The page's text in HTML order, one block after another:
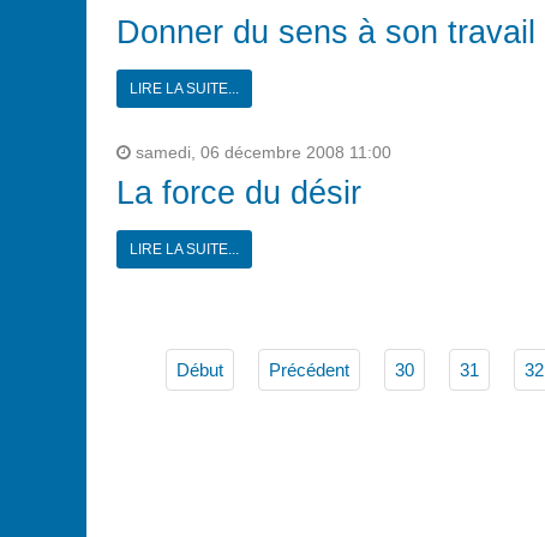
Donner du sens à son travail
LIRE LA SUITE...
samedi, 06 décembre 2008 11:00
La force du désir
LIRE LA SUITE...
Début Précédent 30 31 32